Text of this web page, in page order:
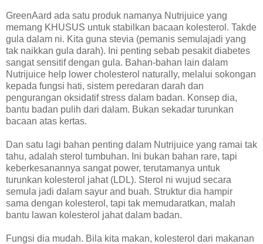
GreenAard ada satu produk namanya Nutrijuice yang
memang KHUSUS untuk stabilkan bacaan kolesterol. Takde
gula dalam ni. Kita guna stevia (pemanis semulajadi yang
tak naikkan gula darah). Ini penting sebab pesakit diabetes
sangat sensitif dengan gula. Bahan-bahan lain dalam
Nutrijuice help lower cholesterol naturally, melalui sokongan
kepada fungsi hati, sistem peredaran darah dan
pengurangan oksidatif stress dalam badan. Konsep dia,
bantu badan pulih dari dalam. Bukan sekadar turunkan
bacaan atas kertas.
Dan satu lagi bahan penting dalam Nutrijuice yang ramai tak
tahu, adalah sterol tumbuhan. Ini bukan bahan rare, tapi
keberkesanannya sangat power, terutamanya untuk
turunkan kolesterol jahat (LDL). Sterol ni wujud secara
semula jadi dalam sayur and buah. Struktur dia hampir
sama dengan kolesterol, tapi tak memudaratkan, malah
bantu lawan kolesterol jahat dalam badan.
Fungsi dia mudah. Bila kita makan, kolesterol dari makanan